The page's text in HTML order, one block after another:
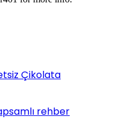
Çikolata
rehber